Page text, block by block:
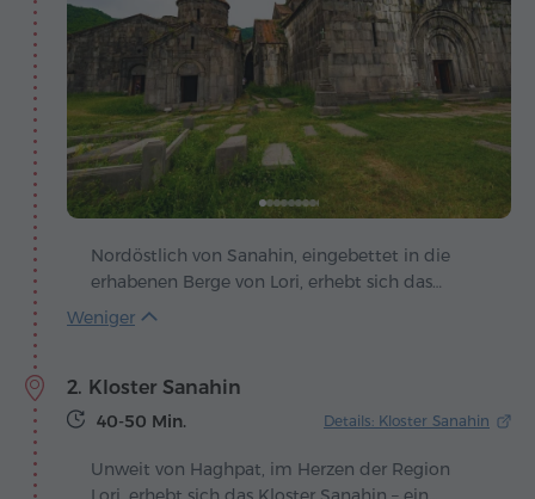
Nordöstlich von Sanahin, eingebettet in die
erhabenen Berge von Lori, erhebt sich das
Kloster Haghpat – ein Bauwerk, in dem Stein
zur Sprache der Jahrhunderte wird. Gegründet
Bagratiden, entstand es in einer Epoche, in der
Armenien kulturell und geistig erblühte. Die
Spuren dieser Blütezeit und wachen stumm
über das Vergangene.
2. Kloster Sanahin
40-50 Min. Details: Kloster Sanahin
Unweit von Haghpat, im Herzen der Region